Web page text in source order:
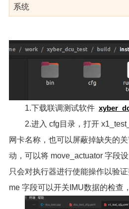
系统
1.下载联调测试软件
2.进入 cfg目录，打开
网卡名称，也可以屏蔽掉缺失的
动，可以将 move_actuator 字段
只会对执行器进行使能操作以验
me 字段可以开关IMU数据的检查